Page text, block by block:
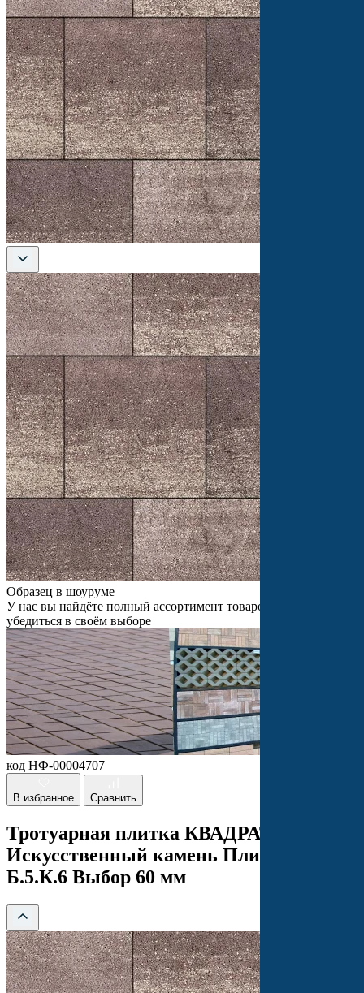
Образец в шоуруме
У нас вы найдёте полный ассортимент товаров и сможете
убедиться в своём выборе
код НФ-00004707
В избранное Сравнить
Тротуарная плитка КВАДРАТ 500х500
Искусственный камень Плитняк
Б.5.К.6 Выбор 60 мм